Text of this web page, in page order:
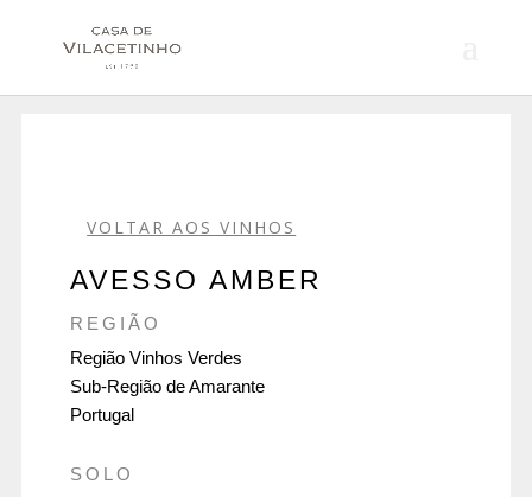
VOLTAR AOS VINHOS
AVESSO AMBER
REGIÃO
Região Vinhos Verdes
Sub-Região de Amarante
Portugal
SOLO